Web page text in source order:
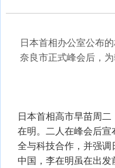
日本首相办公室公布
奈良市正式峰会后，
日本首相高市早苗周
在明。二人在峰会后
全与科技合作，并强
中国，李在明虽在出